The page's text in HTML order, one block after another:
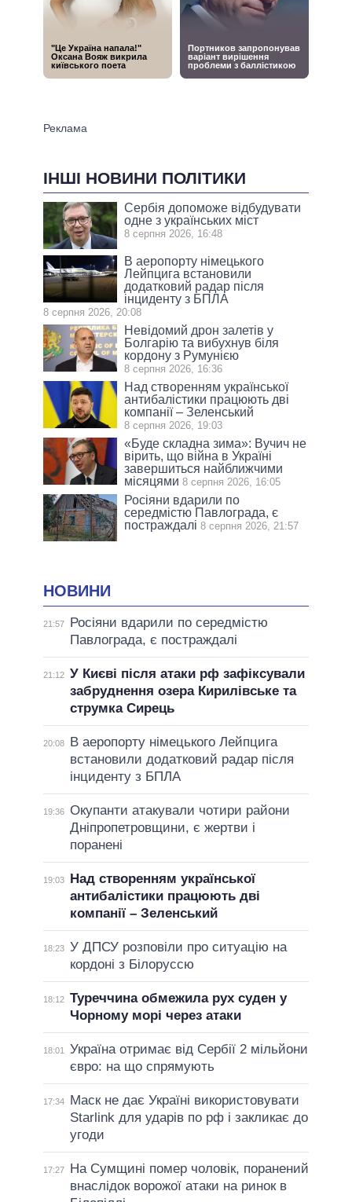
ІНШІ НОВИНИ ПОЛІТИКИ
Сербія допоможе відбудувати
одне з українських міст
8 серпня 2026, 16:48
В аеропорту німецького
Лейпцига встановили
додатковий радар після
інциденту з БПЛА
8 серпня 2026, 20:08
Невідомий дрон залетів у
Болгарію та вибухнув біля
кордону з Румунією
8 серпня 2026, 16:36
Над створенням української
антибалістики працюють дві
компанії – Зеленський
8 серпня 2026, 19:03
«Буде складна зима»: Вучич не
вірить, що війна в Україні
завершиться найближчими
місяцями 8 серпня 2026, 16:05
Росіяни вдарили по
середмістю Павлограда, є
постраждалі 8 серпня 2026, 21:57
НОВИНИ
21:57
Росіяни вдарили по середмістю
Павлограда, є постраждалі
21:12 У Києві після атаки рф зафіксували
забруднення озера Кирилівське та
струмка Сирець
20:08
В аеропорту німецького Лейпцига
встановили додатковий радар після
інциденту з БПЛА
19:36 Окупанти атакували чотири райони
Дніпропетровщини, є жертви і
поранені
19:03
Над створенням української
антибалістики працюють дві
компанії – Зеленський
18:23 У ДПСУ розповіли про ситуацію на
кордоні з Білоруссю
18:12 Туреччина обмежила рух суден у
Чорному морі через атаки
18:01
Україна отримає від Сербії 2 мільйони
євро: на що спрямують
17:34
Маск не дає Україні використовувати
Starlink для ударів по рф і закликає до
угоди
17:27
На Сумщині помер чоловік, поранений
внаслідок ворожої атаки на ринок в